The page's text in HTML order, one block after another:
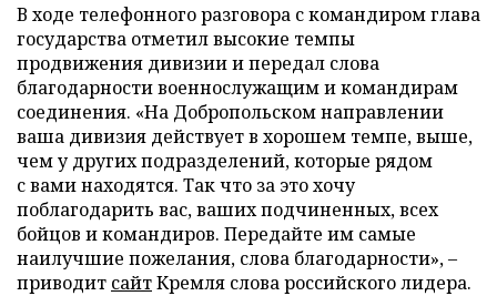
В ходе телефонного разговора с командиром глава
государства отметил высокие темпы
продвижения дивизии и передал слова
благодарности военнослужащим и командирам
соединения. «На Добропольском направлении
ваша дивизия действует в хорошем темпе, выше,
чем у других подразделений, которые рядом
с вами находятся. Так что за это хочу
поблагодарить вас, ваших подчиненных, всех
бойцов и командиров. Передайте им самые
наилучшие пожелания, слова благодарности», –
приводит сайтКремля слова российского лидера.